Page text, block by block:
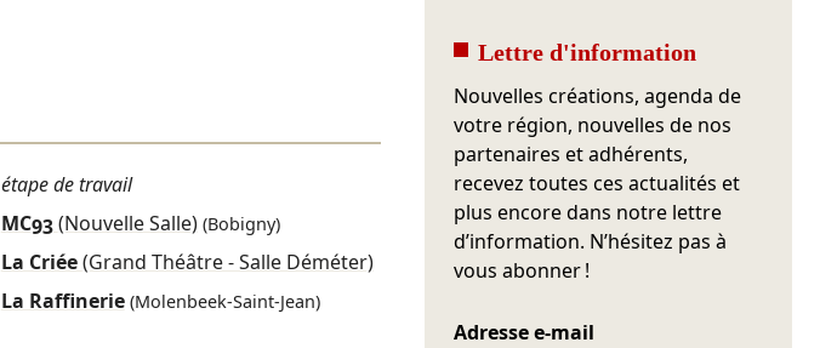
étape de travail
MC93(Nouvelle Salle) (Bobigny)
La Criée(Grand Théâtre - Salle Déméter)
La Raffinerie (Molenbeek-Saint-Jean)
Lettre d'information
Nouvelles créations, agenda de
votre région, nouvelles de nos
partenaires et adhérents,
recevez toutes ces actualités et
plus encore dans notre lettre
d’information. N’hésitez pas à
vous abonner !
Adresse e-mail